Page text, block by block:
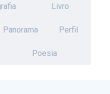
Livro
Panorama Perfil
Poesia